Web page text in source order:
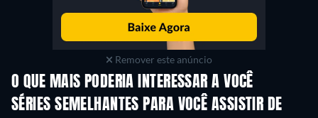
Remover este anúncio
O QUE MAIS PODERIA INTERESSAR A VOCÊ
Série Série
SÉRIES SEMELHANTES PARA VOCÊ ASSISTIR DE